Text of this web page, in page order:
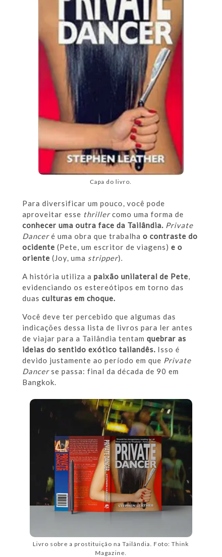
Capa do livro.
Para diversificar um pouco, você pode
aproveitar esse thrillercomo uma forma de
conhecer uma outra face da Tailândia. Private
Danceré uma obra que trabalha o contraste do
ocidente (Pete, um escritor de viagens) e o
oriente (Joy, uma stripper).
A história utiliza a paixão unilateral de Pete,
evidenciando os estereótipos em torno das
duas culturas em choque.
Você deve ter percebido que algumas das
indicações dessa lista de livros para ler antes
de viajar para a Tailândia tentam quebrar as
ideias do sentido exótico tailandês. Isso é
devido justamente ao período em que Private
Dancerse passa: final da década de 90 em
Bangkok.
Livro sobre a prostituição na Tailândia. Foto: Think
Magazine.